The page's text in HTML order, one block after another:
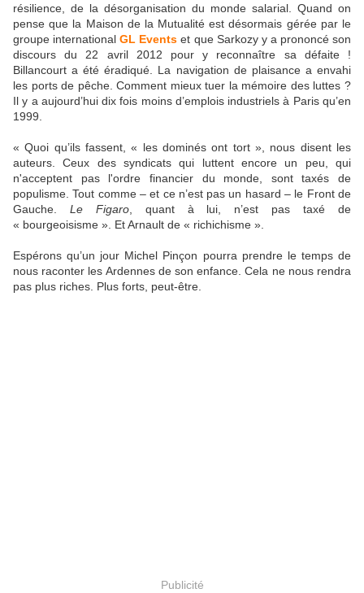
résilience, de la désorganisation du monde salarial. Quand on
pense que la Maison de la Mutualité est désormais gérée par le
groupe internationalGL Events et que Sarkozy y a prononcé son
discours du 22 avril 2012 pour y reconnaître sa défaite !
Billancourt a été éradiqué. La navigation de plaisance a envahi
les ports de pêche. Comment mieux tuer la mémoire des luttes ?
Il y a aujourd’hui dix fois moins d’emplois industriels à Paris qu’en
1999.
« Quoi qu’ils fassent, « les dominés ont tort », nous disent les
auteurs. Ceux des syndicats qui luttent encore un peu, qui
n'acceptent pas l'ordre financier du monde, sont taxés de
populisme. Tout comme – et ce n’est pas un hasard – le Front de
Gauche. Le Figaro, quant à lui, n’est pas taxé de
« bourgeoisisme ». Et Arnault de « richichisme ».
Espérons qu’un jour Michel Pinçon pourra prendre le temps de
nous raconter les Ardennes de son enfance. Cela ne nous rendra
pas plus riches. Plus forts, peut-être.
Publicité